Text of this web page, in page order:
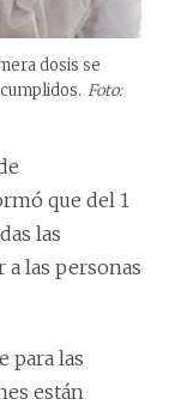
dosis se
Foto:
que del 1
las
a las personas
para las
están